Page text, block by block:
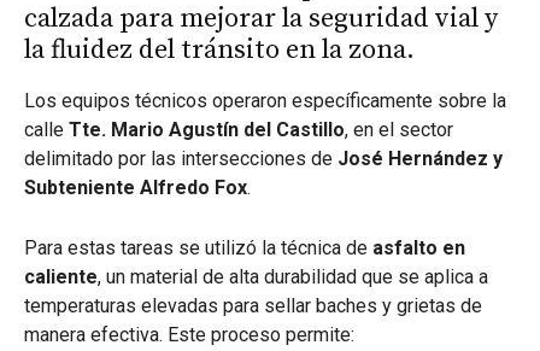
calzada para mejorar la seguridad vial y
la fluidez del tránsito en la zona.
Los equipos técnicos operaron específicamente sobre la
calle Tte. Mario Agustín del Castillo, en el sector
delimitado por las intersecciones de José Hernández y
Subteniente Alfredo Fox.
Para estas tareas se utilizó la técnica de asfalto en
caliente, un material de alta durabilidad que se aplica a
temperaturas elevadas para sellar baches y grietas de
manera efectiva. Este proceso permite: